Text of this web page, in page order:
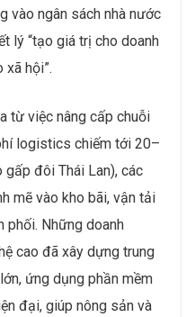
vào ngân sách nhà nước
lý “tạo giá trị cho doanh
hội”.
từ việc nâng cấp chuỗi
logistics chiếm tới 20–
gấp đôi Thái Lan), các
mẽ vào kho bãi, vận tải
phối. Những doanh
cao đã xây dựng trung
ứng dụng phần mềm
đại, giúp nông sản và